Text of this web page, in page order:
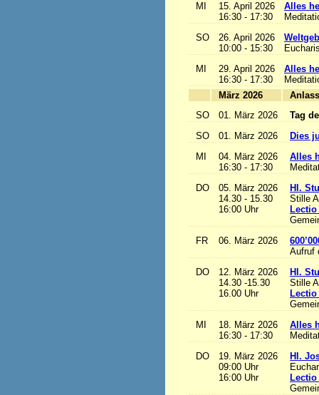
MI
15. April 2026
16:30 - 17:30
Alles
SO
26. April 2026
10:00 - 15:30
MI
29. April 2026
16:30 - 17:30
Alles
März 2026
SO
01. März 2026
Tag
SO
01. März 2026
Dies
MI
04. März 2026
16:30 - 17:30
Alles
DO
05. März 2026
14.30 - 15.30
16:00 Uhr
Hl.
Stille
FR
06. März 2026
Aufruf
DO
12. März 2026
14.30 -15.30
16.00 Uhr
Hl.
Stille
MI
18. März 2026
16:30 - 17:30
Alles
DO
19. März 2026
09:00 Uhr
16:00 Uhr
Hl.